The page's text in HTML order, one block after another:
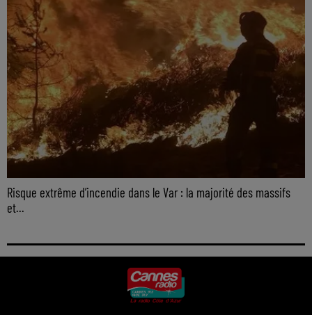
Risque extrême d’incendie dans le Var : la majorité des massifs
et...